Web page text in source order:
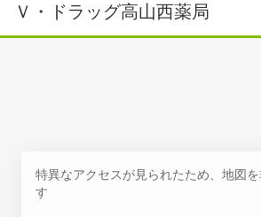
Ｖ・ドラッグ高山西薬局
特異なアクセスが見られたため、地図
す